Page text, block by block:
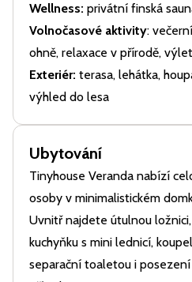
Wellness: privátní finská
Volnočasové aktivity:
ohně, relaxace v přírodě,
Exteriér: terasa, lehátka,
výhled do lesa
Ubytování
Tinyhouse Veranda nabízí
osoby v minimalistickém
Uvnitř najdete útulnou
kuchyňku s mini lednicí,
separační toaletou i